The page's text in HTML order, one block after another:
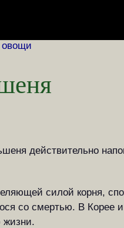
овощи
действительно
силой корня,
со смертью. В Корее
жизни.